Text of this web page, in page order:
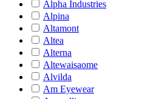
Alpha Industries
Alpina
Altamont
Altea
Alterna
Altewaisaome
Alvilda
Am Eyewear